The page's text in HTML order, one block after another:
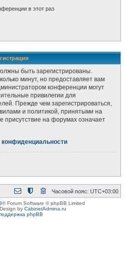
в этот раз
быть зарегистрированы.
минут, но предоставляет вам
конференции могут
привилегии для
Прежде чем зарегистрироваться,
и политикой, принятыми на
на форумах означает
Часовой пояс: UTC+03:00
® Forum Software © phpBB Limited
by CabinetAdmina.ru
phpBB